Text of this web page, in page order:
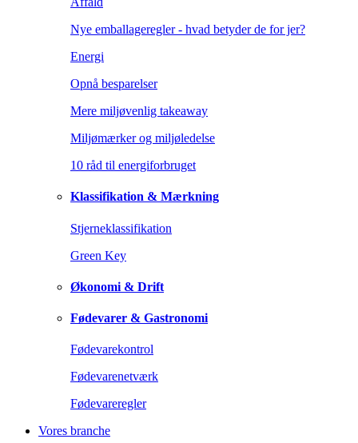
Nye emballageregler - hvad betyder de for jer?
Energi
Opnå besparelser
Mere miljøvenlig takeaway
Miljømærker og miljøledelse
10 råd til energiforbruget
Klassifikation & Mærkning
Stjerneklassifikation
Green Key
Økonomi & Drift
Fødevarer & Gastronomi
Fødevarekontrol
Fødevarenetværk
Fødevareregler
Vores branche